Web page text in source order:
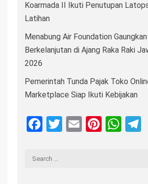
Koarmada II Ikuti Penutupan
Latihan
Menabung Air Foundation
Berkelanjutan di Ajang Raka Raki
2026
Pemerintah Tunda Pajak Toko
Marketplace Siap Ikuti Kebijakan
Facebook
Twitter
Email